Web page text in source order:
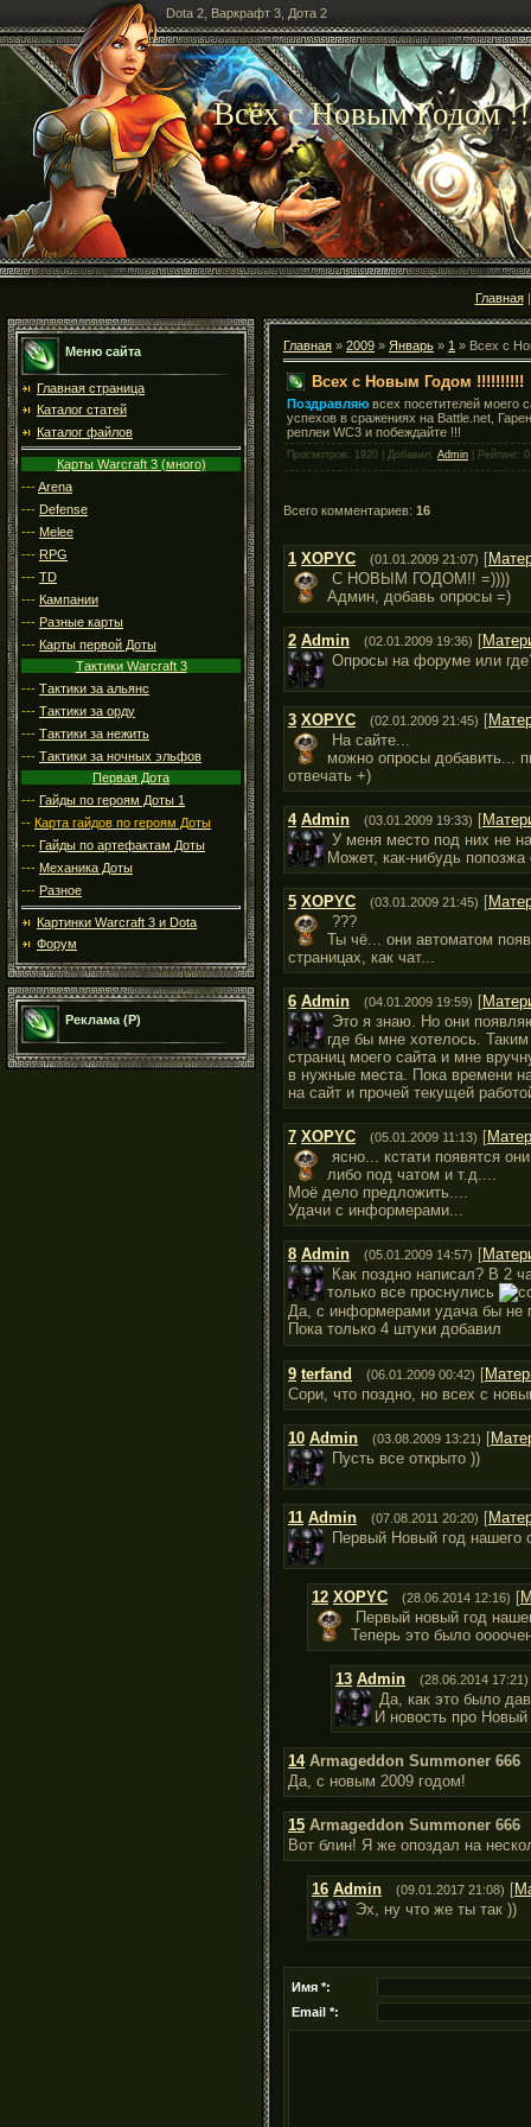
Dota 2, Варкрафт 3, Дота 2
Всех с Новым Годом
Главная
Меню сайта
Главная страница
Каталог статей
Каталог файлов
Карты Warcraft 3 (много)
---Arena
--- Defense
--- Melee
--- RPG
--- TD
--- Кампании
--- Разные карты
--- Карты первой Доты
Тактики Warcraft 3
--- Тактики за альянс
--- Тактики за орду
--- Тактики за нежить
--- Тактики за ночных эльфов
Первая Дота
--- Гайды по героям Доты 1
-- Карта гайдов по героям Доты
--- Гайды по артефактам Доты
--- Механика Доты
--- Разное
Картинки Warcraft 3 и Dota
Форум
Реклама (Р)
Главная » 2009 » Январь » 1 » Всех с
Всех с Новым Годом !!!!!!!!!!
Поздравляю всех посетителей моего
успехов в сражениях на Battle.net,
реплеи WC3 и побеждайте !!!
Просмотров: 1920 | Добавил: Admin | Рейтинг:
Всего комментариев: 16
1 XOPYC (01.01.2009 21:07) [
С НОВЫМ ГОДОМ!! =))))
Админ, добавь опросы =)
2 Admin (02.01.2009 19:36) [
Опросы на форуме или
3 XOPYC (02.01.2009 21:45) [
На сайте...
можно опросы добавить...
отвечать +)
4 Admin (03.01.2009 19:33) [
У меня место под них не
Может, как-нибудь
5 XOPYC (03.01.2009 21:45) [
???
Ты чё... они автоматом
страницах, как чат...
6 Admin (04.01.2009 19:59) [
Это я знаю. Но они
где бы мне хотелось.
страниц моего сайта и мне
в нужные места. Пока времени
на сайт и прочей текущей
7 XOPYC (05.01.2009 11:13) [
ясно... кстати появятся
либо под чатом и т.д....
Моё дело предложить....
Удачи с информерами...
8 Admin (05.01.2009 14:57) [
Как поздно написал? В 2
только все проснулись
Да, с информерами удача бы не
Пока только 4 штуки добавил
9 terfand (06.01.2009 00:42) [
Сори, что поздно, но всех с
10 Admin (03.08.2009 13:21) [
Пусть все открыто ))
11 Admin (07.08.2011 20:20) [
Первый Новый год нашего
12 XOPYC (28.06.2014 12:16) [
Первый новый год
Теперь это было
13 Admin (28.06.2014 17:21)
Да, как это было
И новость про Новый
14 Armageddon Summoner 666
Да, с новым 2009 годом!
15 Armageddon Summoner 666
Вот блин! Я же опоздал на
16 Admin (09.01.2017 21:08) [
Эх, ну что же ты так ))
Имя *:
Email *: